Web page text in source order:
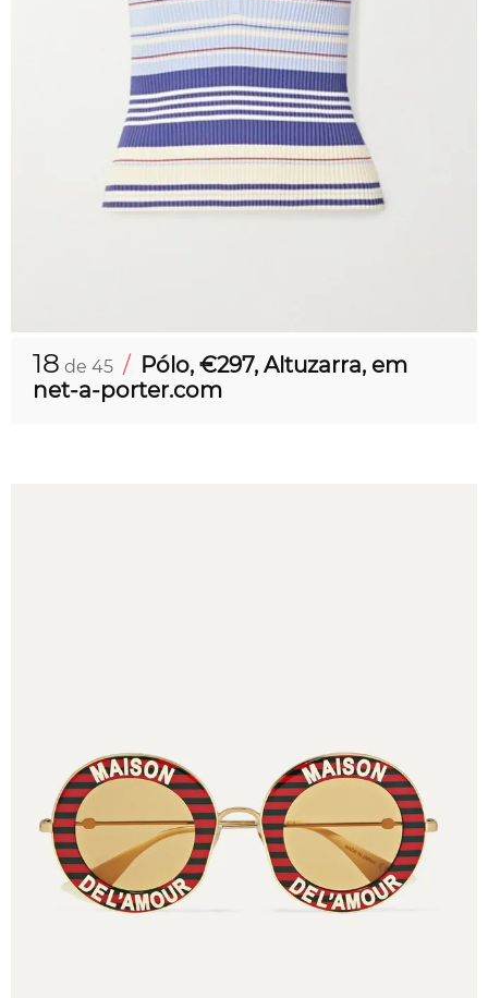
18 de 45 / Pólo, €297, Altuzarra, em
net-a-porter.com